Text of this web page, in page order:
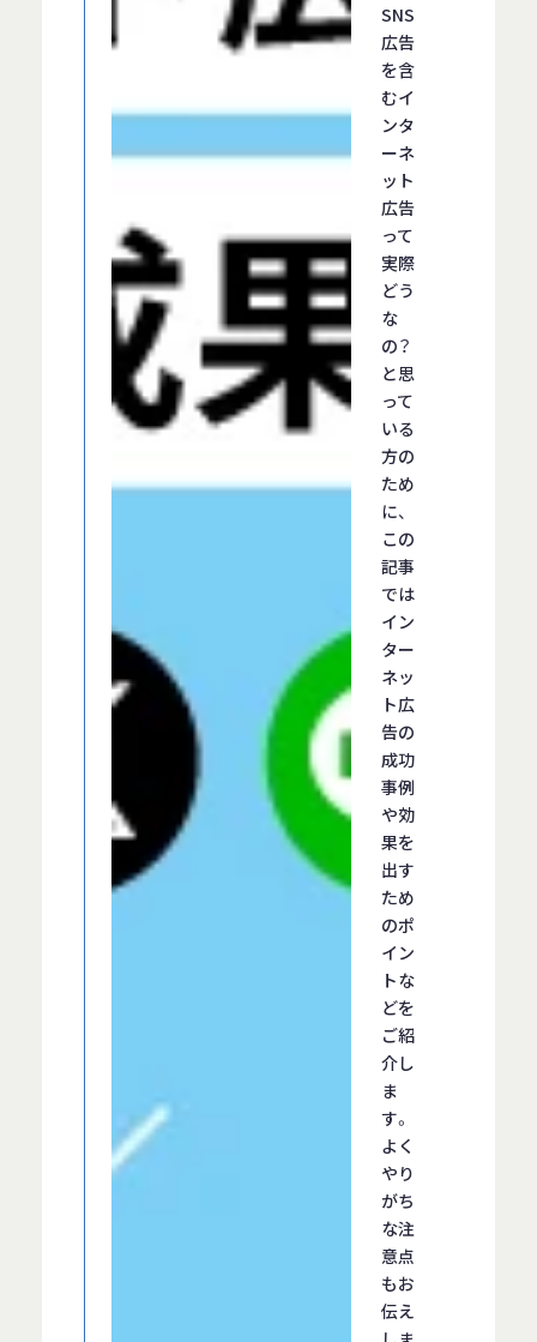
SNS
広告
を含
むイ
ンタ
ーネ
ット
広告
って
実際
どう
な
の？
と思
って
いる
方の
ため
に、
この
記事
では
イン
ター
ネッ
ト広
告の
成功
事例
や効
果を
出す
ため
のポ
イン
トな
どを
ご紹
介し
ま
す。
よく
やり
がち
な注
意点
もお
伝え